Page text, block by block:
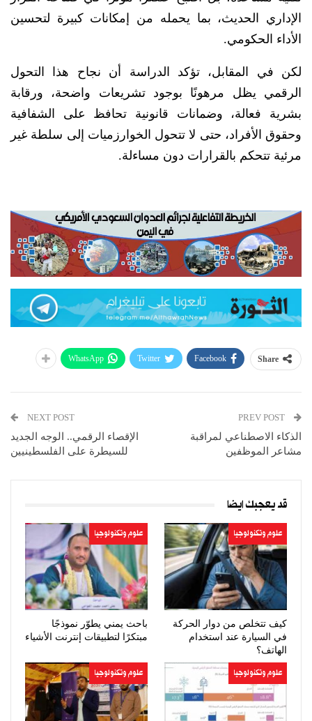
الإداري الحديث، بما يحمله من إمكانات كبيرة لتحسين
الأداء الحكومي.
لكن في المقابل، تؤكد الدراسة أن نجاح هذا التحول
الرقمي يظل مرهونًا بوجود تشريعات واضحة، ورقابة
بشرية فعالة، وضمانات قانونية تحافظ على الشفافية
وحقوق الأفراد، حتى لا تتحول الخوارزميات إلى سلطة غير
مرئية تتحكم بالقرارات دون مساءلة.
Share
Facebook
Twitter
WhatsApp
الذكاء الاصطناعي لمراقبة
مشاعر الموظفين
NEXT POST
الإقصاء الرقمي.. الوجه الجديد
للسيطرة على الفلسطينيين
قد يعجبك ايضا
علوم وتكنولوجيا
كيف تتخلص من دوار الحركة
في السيارة عند استخدام
الهاتف؟
علوم وتكنولوجيا
باحث يمني يطوّر نموذجًا
مبتكرًا لتطبيقات إنترنت الأشياء
علوم وتكنولوجيا علوم وتكنولوجيا